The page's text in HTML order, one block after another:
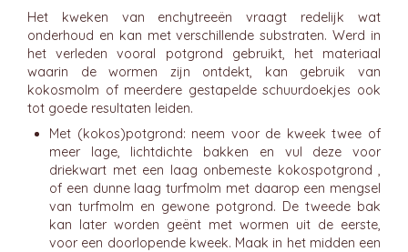
Het kweken van enchytreeën vraagt redelijk wat
onderhoud en kan met verschillende substraten. Werd in
het verleden vooral potgrond gebruikt, het materiaal
waarin de wormen zijn ontdekt, kan gebruik van
kokosmolm of meerdere gestapelde schuurdoekjes ook
tot goede resultaten leiden.
Met (kokos)potgrond: neem voor de kweek twee of
meer lage, lichtdichte bakken en vul deze voor
driekwart met een laag onbemeste kokospotgrond ,
of een dunne laag turfmolm met daarop een mengsel
van turfmolm en gewone potgrond. De tweede bak
kan later worden geënt met wormen uit de eerste,
voor een doorlopende kweek. Maak in het midden een